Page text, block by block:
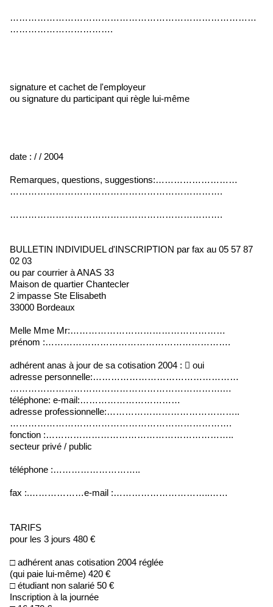
………………………………………………………………………
…………………………….
signature et cachet de l'employeur
ou signature du participant qui règle lui-même
date : / / 2004
Remarques, questions, suggestions:………………………
…………………………………………………………….
…………………………………………………………….
BULLETIN INDIVIDUEL d'INSCRIPTION par fax au 05 57 87
02 03
ou par courrier à ANAS 33
Maison de quartier Chantecler
2 impasse Ste Elisabeth
33000 Bordeaux
Melle Mme Mr:……………………………………………
prénom :…………………………………………………….
adhérent anas à jour de sa cotisation 2004 :  oui
adresse personnelle:…………………………………………
…………………………………………………………….…
téléphone: e-mail:……………………………
adresse professionnelle:……………………………………..
……………………………………………………………….
fonction :……………………………………………………..
secteur privé / public
téléphone :………………………..
fax :.………………e-mail :…………………………..……
TARIFS
pour les 3 jours 480 €
□ adhérent anas cotisation 2004 réglée
(qui paie lui-même) 420 €
□ étudiant non salarié 50 €
Inscription à la journée